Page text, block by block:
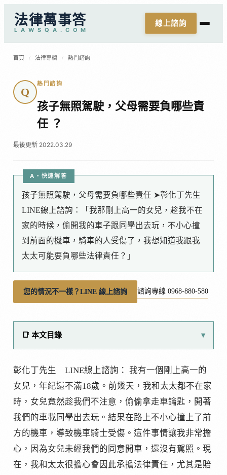
法律萬事答
L A W S Q A . C O M
線上諮詢
首頁 / 法律專欄 / 熱門諮詢
Q
熱門諮詢
孩子無照駕駛，父母需要負哪些責
任 ？
最後更新 2022.03.29
A・快速解答
孩子無照駕駛，父母需要負哪些責任 ➤彰化丁先生
LINE線上諮詢：「我那剛上高一的女兒，趁我不在
家的時候，偷開我的車子跟同學出去玩，不小心撞
到前面的機車，騎車的人受傷了，我想知道我跟我
太太可能要負哪些法律責任？」
您的情況不一樣？LINE 線上諮詢 諮詢專線 0968-880-580
📑 本文目錄
彰化丁先生 LINE線上諮詢： 我有一個剛上高一的
女兒，年紀還不滿18歲。前幾天，我和太太都不在家
時，女兒竟然趁我們不注意，偷偷拿走車鑰匙，開著
我們的車載同學出去玩。結果在路上不小心撞上了前
方的機車，導致機車騎士受傷。這件事情讓我非常擔
心，因為女兒未經我們的同意開車，還沒有駕照。現
在，我和太太很擔心會因此承擔法律責任，尤其是賠